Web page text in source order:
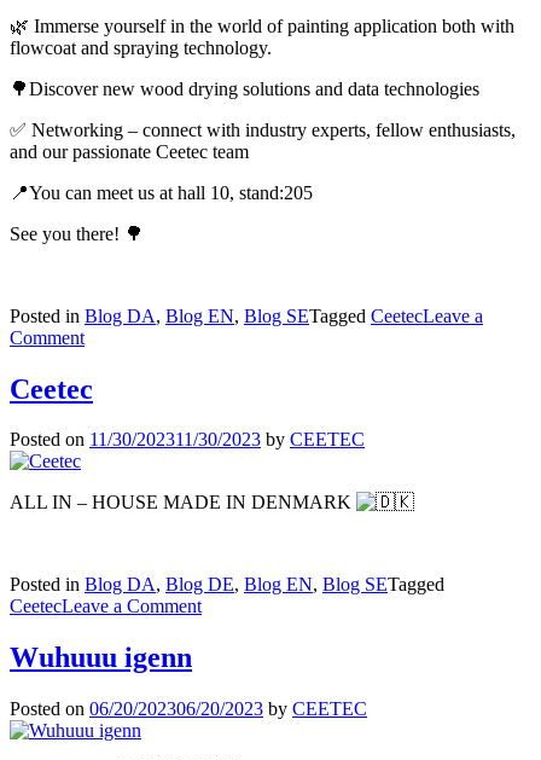
🌿 Immerse yourself in the world of painting application both with
flowcoat and spraying technology.
🌳Discover new wood drying solutions and data technologies
✅ Networking – connect with industry experts, fellow enthusiasts,
and our passionate Ceetec team
📍You can meet us at hall 10, stand:205
See you there! 🌳
Posted in Blog DA, Blog EN, Blog SETagged CeetecLeave a
Commenton
MESSE
Ceetec
Posted on 11/30/202311/30/2023 by CEETEC
ALL IN – HOUSE MADE IN DENMARK
Posted in Blog DA, Blog DE, Blog EN, Blog SETagged
CeetecLeave a Commenton
Wuhuuu igenn
Posted on 06/20/202306/20/2023 by CEETEC